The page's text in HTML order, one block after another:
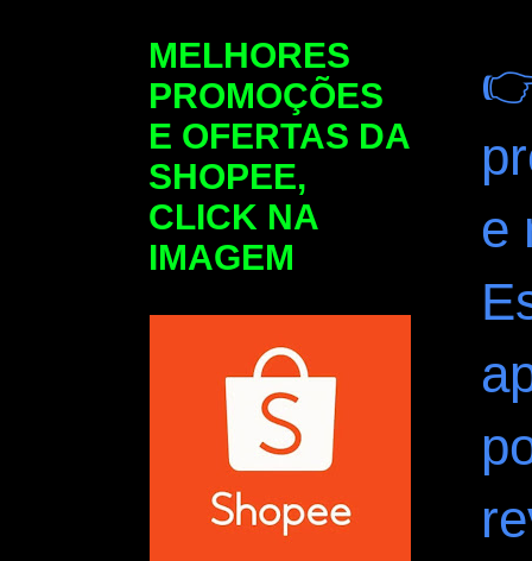
e
MELHORES
PROMOÇÕES
E OFERTAS DA
SHOPEE,
CLICK NA
IMAGEM